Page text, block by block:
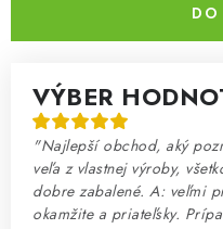
VÝBER
"Najlepší obchod, aký
veľa z vlastnej výroby,
dobre zabalené. A: veľmi
okamžite a priateľsky.